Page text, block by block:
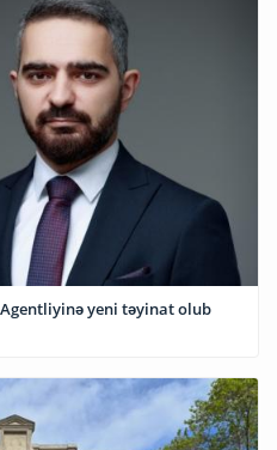
yeni təyinat olub